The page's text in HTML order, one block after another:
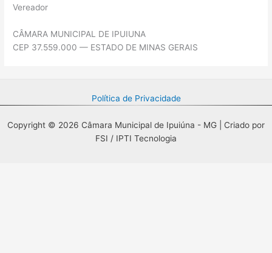
Vereador
CÂMARA MUNICIPAL DE IPUIUNA
CEP 37.559.000 — ESTADO DE MINAS GERAIS
Política de Privacidade
Copyright © 2026 Câmara Municipal de Ipuiúna - MG | Criado por
FSI / IPTI Tecnologia